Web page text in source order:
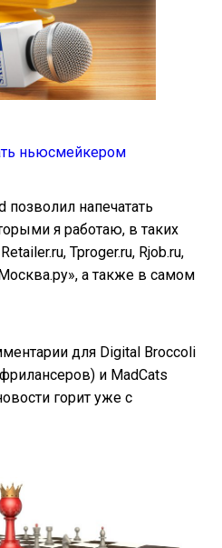
ньюсмейкером
напечатать
я работаю, в таких
Tproger.ru, Rjob.ru,
а также в самом
для Digital Broccoli
и MadCats
горит уже с